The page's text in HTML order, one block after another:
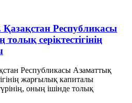
Қазақстан Республикасы
серіктестігінің
Республикасы Азаматтық
жарғылық капиталы
оның ішінде толық